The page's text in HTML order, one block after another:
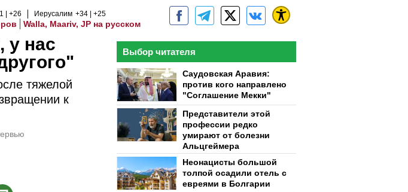
+26 Иерусалим +34 +25
Walla, Maariv, JP на русском
у нас
тяжелой
к
Выбор читателя
Саудовская Аравия:
против кого направлено
"Соглашение Мекки"
Представители этой
профессии редко
умирают от болезни
Альцгеймера
Неонацисты большой
толпой осадили отель с
евреями в Болгарии